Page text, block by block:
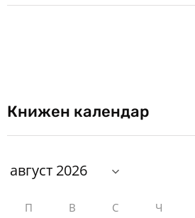
Книжен календар
П В С Ч